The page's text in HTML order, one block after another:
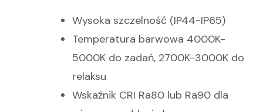
Wysoka szczelność (IP44-IP65)
Temperatura barwowa 4000K-
5000K do zadań, 2700K-3000K do
relaksu
Wskaźnik CRI Ra80 lub Ra90 dla